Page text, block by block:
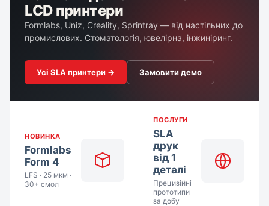
LCD принтери
Formlabs, Uniz, Creality, Sprintray — від настільних до
промислових. Стоматологія, ювелірна, інжиніринг.
Усі SLA принтери → Замовити демо
НОВИНКА
Formlabs
Form 4
LFS · 25 мкм ·
30+ смол
ПОСЛУГИ
SLA
друк
від 1
деталі
Прецизійні
прототипи
за добу